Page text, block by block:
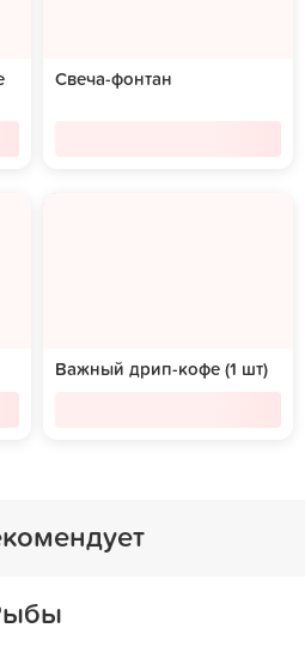
Свеча-фонтан
Важный дрип-кофе (1 шт)